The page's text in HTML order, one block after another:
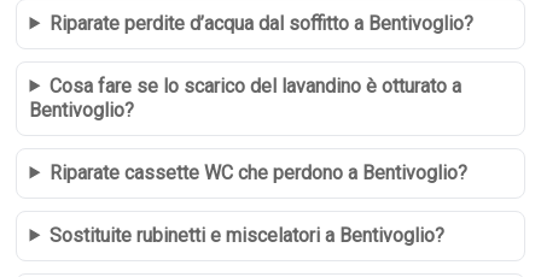
Riparate perdite d’acqua dal soffitto a Bentivoglio?
Cosa fare se lo scarico del lavandino è otturato a
Bentivoglio?
Riparate cassette WC che perdono a Bentivoglio?
Sostituite rubinetti e miscelatori a Bentivoglio?